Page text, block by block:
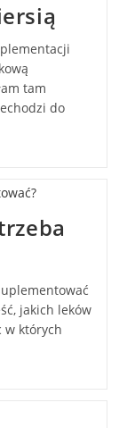
tam
do
jakich leków
w których